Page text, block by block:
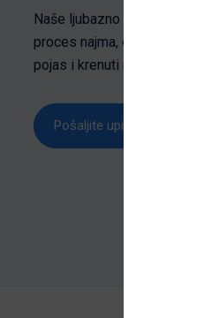
Naše ljubazno osoblje je
proces najma, osiguranja i
pojas i krenuti na put u tren oka.
Pošaljite upit